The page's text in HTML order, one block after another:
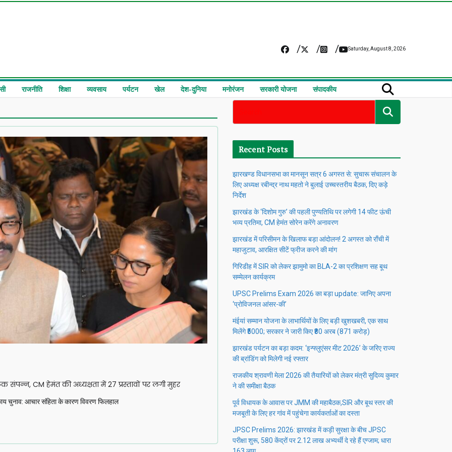
Saturday, August 8, 2026
राजनीति शिक्षा व्यवसाय पर्यटन खेल देश-दुनिया मनोरंजन सरकारी योजना संपादकीय
संपन्न, CM हेमंत की अध्यक्षता में 27 प्रस्तावों पर लगी मुहर
चुनाव: आचार संहिता के कारण विवरण फिलहाल
Recent Posts
झारखण्ड विधानसभा का मानसून सत्र 6 अगस्त से: सुचारू संचालन के
लिए अध्यक्ष रबीन्द्र नाथ महतो ने बुलाई उच्चस्तरीय बैठक, दिए कड़े
निर्देश
झारखंड के ‘दिशोम गुरु’ की पहली पुण्यतिथि पर लगेगी 14 फीट ऊंची
भव्य प्रतिमा, CM हेमंत सोरेन करेंगे अनावरण
झारखंड में परिसीमन के खिलाफ बड़ा आंदोलन! 2 अगस्त को राँची में
महाजुटाव, आरक्षित सीटें फ्रीज करने की मांग
गिरिडीह में SIR को लेकर झामुमो का BLA-2 का प्रशिक्षण सह बूथ
सम्मेलन कार्यक्रम
UPSC Prelims Exam 2026 का बड़ा update: जानिए अपना
‘प्रोविजनल आंसर-की’
मंईयां सम्मान योजना के लाभार्थियों के लिए बड़ी खुशखबरी, एक साथ
मिलेंगे ₹5000; सरकार ने जारी किए ₹80 अरब (871 करोड़)
झारखंड पर्यटन का बड़ा कदम: ‘इन्फ्लुएंसर मीट 2026’ के जरिए राज्य
की ब्रांडिंग को मिलेगी नई रफ्तार
राजकीय श्रावणी मेला 2026 की तैयारियों को लेकर मंत्री सुदिव्य कुमार
ने की समीक्षा बैठक
पूर्व विधायक के आवास पर JMM की महाबैठक,SIR और बूथ स्तर की
मजबूती के लिए हर गांव में पहुंचेगा कार्यकर्ताओं का दस्ता
JPSC Prelims 2026: झारखंड में कड़ी सुरक्षा के बीच JPSC
परीक्षा शुरू, 580 केंद्रों पर 2.12 लाख अभ्यर्थी दे रहे हैं एग्जाम; धारा